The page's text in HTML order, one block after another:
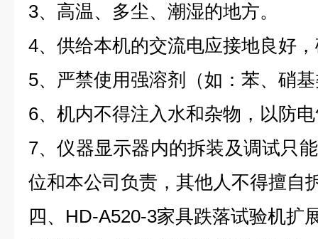
3、高温、多尘、潮湿的地方。
4、供给本机的交流电应接地良好
5、严禁使用强溶剂（如：苯、硝
6、机内不得注入水和杂物，以防
7、仪器显示器内的拆装及调试只
位和本公司负责，其他人不得擅自
四、 HD-A520-3家具跌落试验机扩